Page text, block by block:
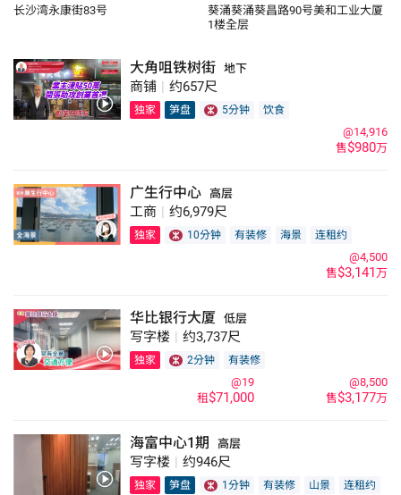
长沙湾永康街83号
葵涌葵涌葵昌路90号美和工业大厦
1楼全层
大角咀铁树街 地下
商铺 约657尺
独家 笋盘 5分钟 饮食
售$980万
@14,916
广生行中心 高层
工商 约6,979尺
独家 10分钟 有装修 海景 连租约
售$3,141 万
@4,500
华比银行大厦 低层
写字楼 约3,737尺
独家 2分钟 有装修
售$3,177万
@8,500
租$71,000
@19
海富中心1期 高层
写字楼 约946尺
独家 笋盘 1分钟 有装修 山景 连租约